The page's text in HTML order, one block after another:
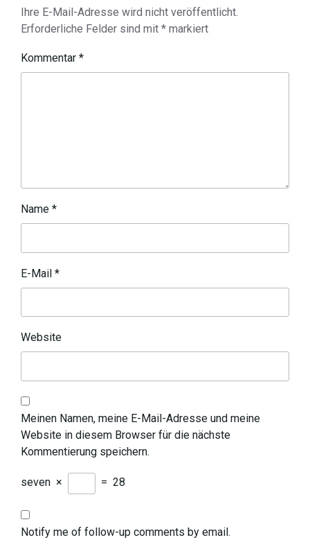
Ihre E-Mail-Adresse wird nicht veröffentlicht.
Erforderliche Felder sind mit * markiert
Kommentar *
Name *
E-Mail *
Website
Meinen Namen, meine E-Mail-Adresse und meine
Website in diesem Browser für die nächste
Kommentierung speichern.
seven × = 28
Notify me of follow-up comments by email.